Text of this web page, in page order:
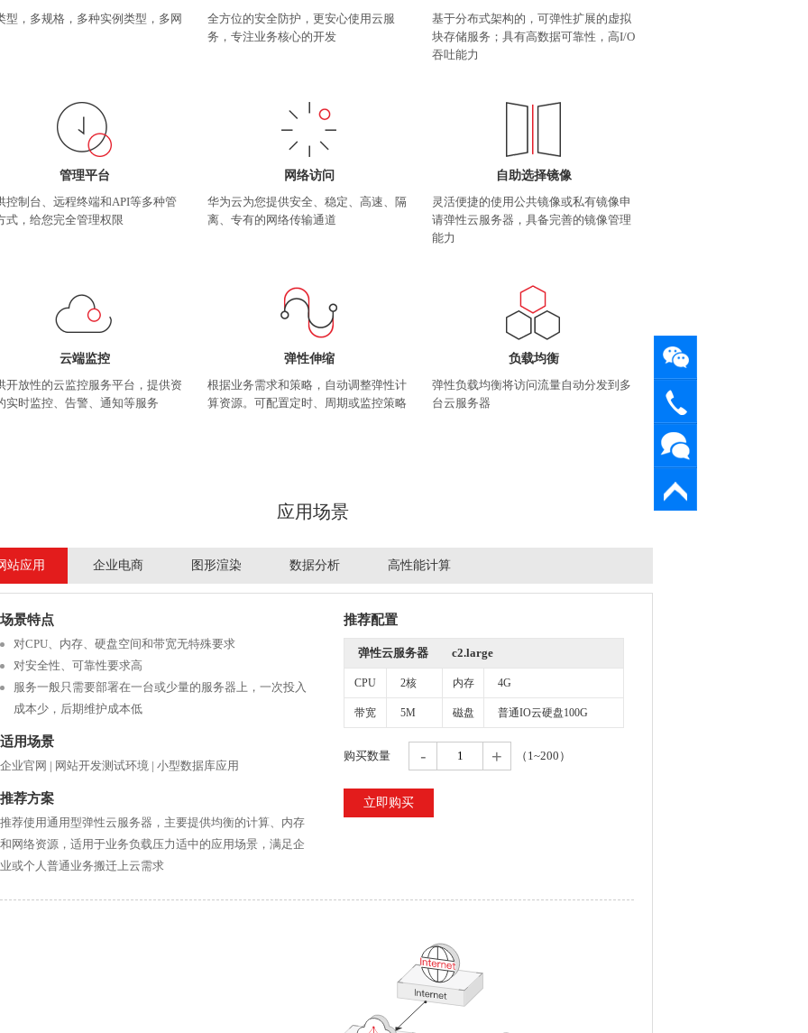
型，多规格，多种实例类型，多网
全方位的安全防护，更安心使用云服
务，专注业务核心的开发
基于分布式架构的，可弹性扩展的虚拟
块存储服务；具有高数据可靠性，高I/O
吞吐能力
管理平台
控制台、远程终端和API等多种管
式，给您完全管理权限
网络访问
华为云为您提供安全、稳定、高速、隔
离、专有的网络传输通道
自助选择镜像
灵活便捷的使用公共镜像或私有镜像申
请弹性云服务器，具备完善的镜像管理
能力
云端监控
开放性的云监控服务平台，提供资
实时监控、告警、通知等服务
弹性伸缩
根据业务需求和策略，自动调整弹性计
算资源。可配置定时、周期或监控策略
负载均衡
弹性负载均衡将访问流量自动分发到多
台云服务器
应用场景
站应用 企业电商 图形渲染 数据分析 高性能计算
场景特点
对CPU、内存、硬盘空间和带宽无特殊要求
对安全性、可靠性要求高
服务一般只需要部署在一台或少量的服务器上，一次投入
成本少，后期维护成本低
适用场景
企业官网 | 网站开发测试环境 | 小型数据库应用
推荐方案
推荐使用通用型弹性云服务器，主要提供均衡的计算、内存
和网络资源，适用于业务负载压力适中的应用场景，满足企
业或个人普通业务搬迁上云需求
推荐配置
弹性云服务器 c2.large
CPU 2核 内存 4G
带宽 5M 磁盘 普通IO云硬盘100G
购买数量 （1~200）
立即购买
码联系
19113525901
工单系
统
返回顶